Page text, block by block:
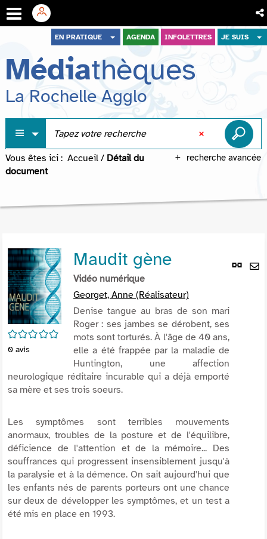
menu
contenu
recherche
EN PRATIQUE AGENDA INFOLETTRES JE SUIS
Médiathèques
La Rochelle Agglo
recherche avancée
Vous êtes ici : Accueil / Détail du
document
Lien
/5
0 avis
Maudit gène
Vidéo numérique
Georget, Anne (Réalisateur)
Denise tangue au bras de son mari
Roger : ses jambes se dérobent, ses
mots sont torturés. À l'âge de 40 ans,
elle a été frappée par la maladie de
Huntington, une affection
neurologique réditaire incurable qui a déjà emporté
sa mère et ses trois soeurs.
Les symptômes sont terribles mouvements
anormaux, troubles de la posture et de l'équilibre,
déficience de l'attention et de la mémoire... Des
souffrances qui progressent insensiblement jusqu'à
la paralysie et à la démence. On sait aujourd'hui que
les enfants nés de parents porteurs ont une chance
sur deux de développer les symptômes, et un test a
été mis en place en 1993.